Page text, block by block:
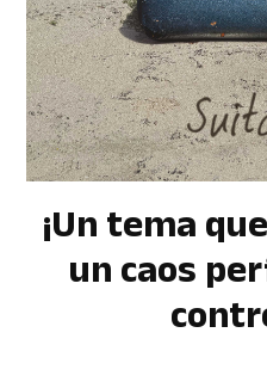
¡Un tema
un caos